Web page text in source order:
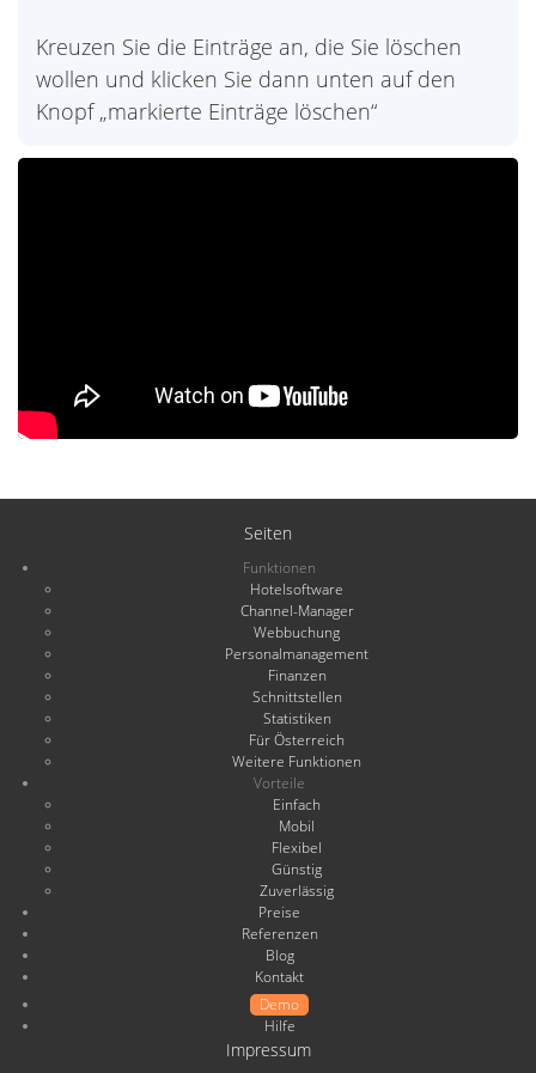
Kreuzen Sie die Einträge an, die Sie löschen
wollen und klicken Sie dann unten auf den
Knopf „markierte Einträge löschen“
Seiten
Funktionen
Hotelsoftware
Channel-Manager
Webbuchung
Personalmanagement
Finanzen
Schnittstellen
Statistiken
Für Österreich
Weitere Funktionen
Vorteile
Einfach
Mobil
Flexibel
Günstig
Zuverlässig
Preise
Referenzen
Blog
Kontakt
Demo
Hilfe
Impressum